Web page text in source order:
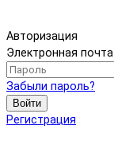
Авторизация
Электронная почта
Забыли пароль?
Войти
Регистрация